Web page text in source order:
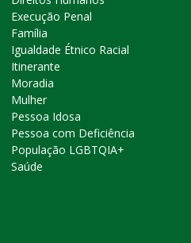
Execução Penal
Família
Igualdade Étnico Racial
Itinerante
Moradia
Mulher
Pessoa Idosa
Pessoa com Deficiência
População LGBTQIA+
Saúde